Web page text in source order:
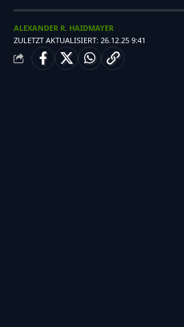
ZULETZT AKTUALISIERT: 26.12.25 9:41
ALEXANDER R. HAIDMAYER